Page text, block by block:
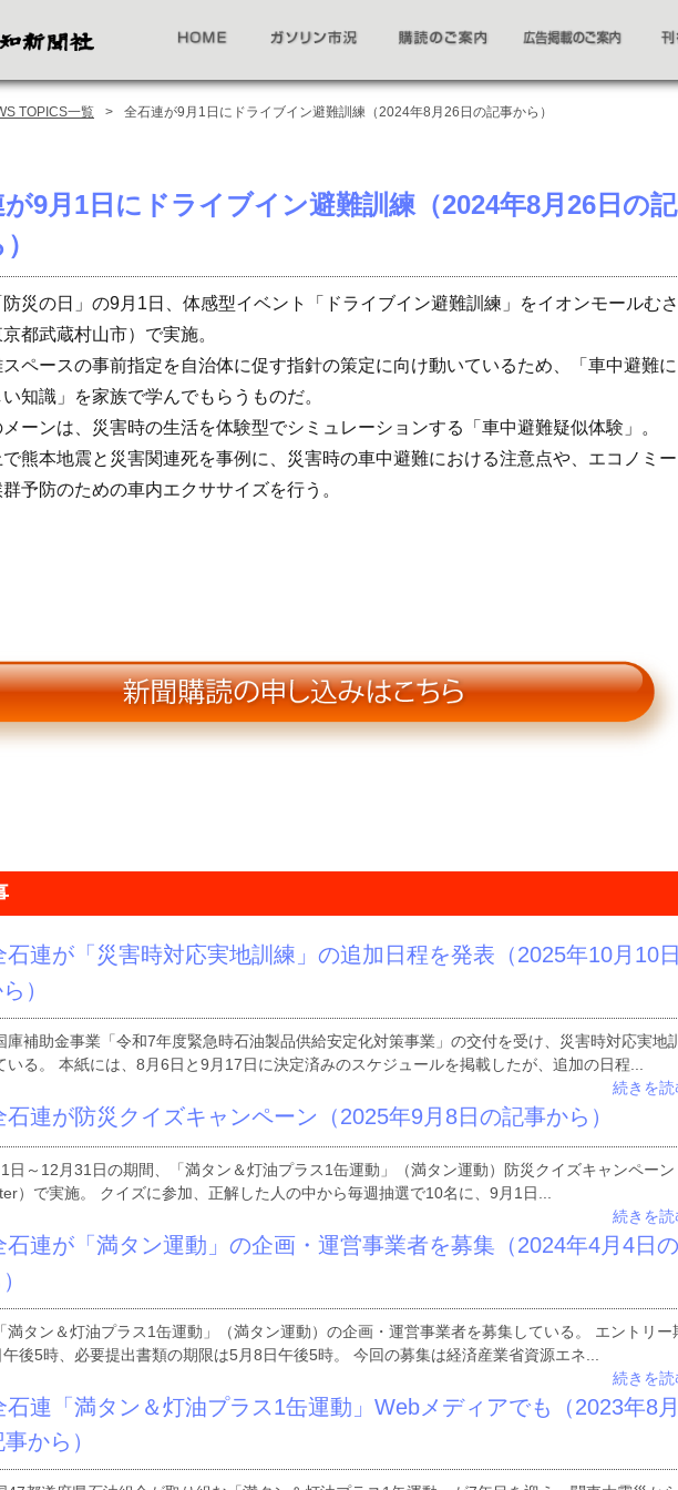
TOPICS一覧 全石連が9月1日にドライブイン避難訓練（2024年8月26日の記事から）
9月1日にドライブイン避難訓練（2024年8月26日の記
災の日」の9月1日、体感型イベント「ドライブイン避難訓練」をイオンモールむさ
都武蔵村山市）で実施。
ペースの事前指定を自治体に促す指針の策定に向け動いているため、「車中避難に
知識」を家族で学んでもらうものだ。
ーンは、災害時の生活を体験型でシミュレーションする「車中避難疑似体験」。
で熊本地震と災害関連死を事例に、災害時の車中避難における注意点や、エコノミー
予防のための車内エクササイズを行う。
石連が「災害時対応実地訓練」の追加日程を発表（2025年10月10
）
庫補助金事業「令和7年度緊急時石油製品供給安定化対策事業」の交付を受け、災害時対応実地
いる。 本紙には、8月6日と9月17日に決定済みのスケジュールを掲載したが、追加の日程...
続きを読
石連が防災クイズキャンペーン（2025年9月8日の記事から）
日～12月31日の期間、「満タン＆灯油プラス1缶運動」（満タン運動）防災クイズキャンペーン
）で実施。 クイズに参加、正解した人の中から毎週抽選で10名に、9月1日...
続きを読
石連が「満タン運動」の企画・運営事業者を募集（2024年4月4日の
満タン＆灯油プラス1缶運動」（満タン運動）の企画・運営事業者を募集している。 エントリー
後5時、必要提出書類の期限は5月8日午後5時。 今回の募集は経済産業省資源エネ...
続きを読
石連「満タン＆灯油プラス1缶運動」Webメディアでも（2023年8
から）